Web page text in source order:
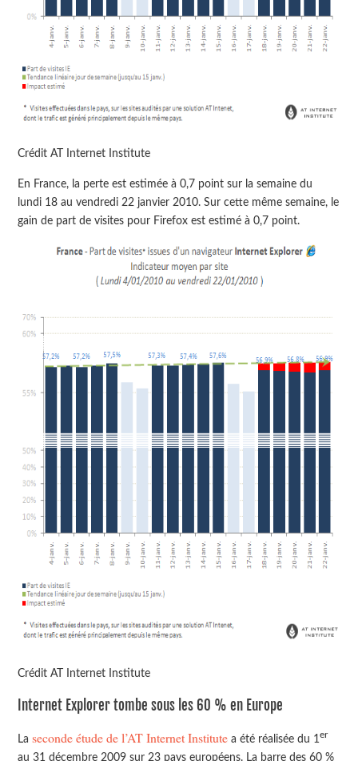
Crédit AT Internet Institute
En France, la perte est estimée à 0,7 point sur la semaine du
lundi 18 au vendredi 22 janvier 2010. Sur cette même semaine, le
gain de part de visites pour Firefox est estimé à 0,7 point.
Crédit AT Internet Institute
Internet Explorer tombe sous les 60 % en Europe
Laseconde étude de l’AT Internet Institute a été réalisée du 1er
au 31 décembre 2009 sur 23 pays européens. La barre des 60 %